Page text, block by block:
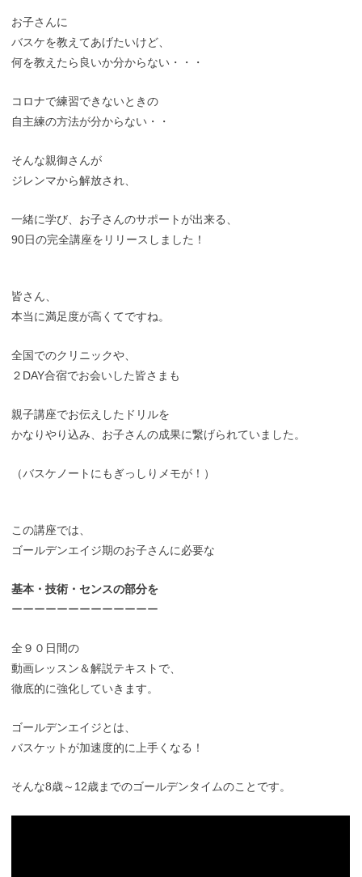
お子さんに
バスケを教えてあげたいけど、
何を教えたら良いか分からない・・・
コロナで練習できないときの
自主練の方法が分からない・・
そんな親御さんが
ジレンマから解放され、
一緒に学び、お子さんのサポートが出来る、
90日の完全講座をリリースしました！
皆さん、
本当に満足度が高くてですね。
全国でのクリニックや、
２DAY合宿でお会いした皆さまも
親子講座でお伝えしたドリルを
かなりやり込み、お子さんの成果に繋げられていました。
（バスケノートにもぎっしりメモが！）
この講座では、
ゴールデンエイジ期のお子さんに必要な
基本・技術・センスの部分を
ーーーーーーーーーーーーー
全９０日間の
動画レッスン＆解説テキストで、
徹底的に強化していきます。
ゴールデンエイジとは、
バスケットが加速度的に上手くなる！
そんな8歳～12歳までのゴールデンタイムのことです。